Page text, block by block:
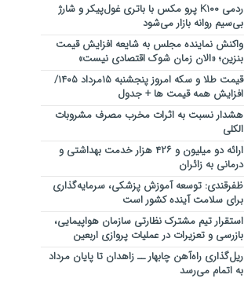
ردمی K100 پرو مکس با باتری غول‌پیکر و شارژ
بی‌سیم روانه بازار می‌شود
واکنش نماینده مجلس به شایعه افزایش قیمت
بنزین؛ «الان زمان شوک اقتصادی نیست»
قیمت طلا و سکه امروز پنجشنبه ۱۵مرداد ۱۴۰۵/
افزایش همه قیمت ها + جدول
هشدار نسبت به اثرات مخرب مصرف مشروبات
الکلی
ارائه دو میلیون و ۴۲۶ هزار خدمت بهداشتی و
درمانی به زائران
ظفرقندی: توسعه آموزش پزشکی، سرمایه‌گذاری
برای سلامت آینده کشور است
استقرار تیم مشترک نظارتی سازمان هواپیمایی،
بازرسی و تعزیرات در عملیات پروازی اربعین
ریل‌گذاری راه‌آهن چابهار ــ زاهدان تا پایان مرداد
به اتمام می‌رسد